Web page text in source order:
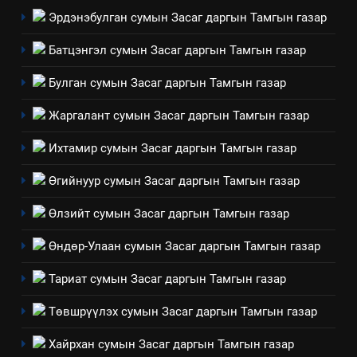
технологийн хүн, мал, амьтны
үзүүлэх буюу үзүүлж байгаа
мэдээлэл
1
долоо хоног-2025
НЭЭЛТТЭЙ ЗАСГИЙН ТҮНШЛЭЛ
“БИД ИРГЭДЭЭ СОНСОЖ,
БАЙГУУЛНА
ЗАР ТАЗ-ЫН САЛБАР ЗӨВЛӨЛ
ТАЗ-ЫН САЛБАР ЗӨВЛӨЛ
4
Эрдэнэбулган сумын Засаг даргын Тамгын газар
Батцэнгэл сумын Засаг даргын Тамгын газар
Булган сумын Засаг даргын Тамгын газар
Жаргалант сумын Засаг даргын Тамгын газар
Ихтамир сумын Засаг даргын Тамгын газар
Өгийнуур сумын Засаг даргын Тамгын газар
Өлзийт сумын Засаг даргын Тамгын газар
Өндөр-Улаан сумын Засаг даргын Тамгын газар
Тариат сумын Засаг даргын Тамгын газар
Төвшрүүлэх сумын Засаг даргын Тамгын газар
Хайрхан сумын Засаг даргын Тамгын газар